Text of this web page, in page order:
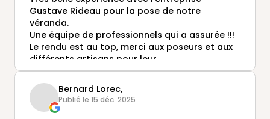
Gustave Rideau pour la pose de notre
véranda.
Une équipe de professionnels qui a assurée !!!
Le rendu est au top, merci aux poseurs et aux
différents artisans pour leur
professionnalisme sans oublier Alexis notre
conseiller chargé du projet qui s’est toujours
rendu disponible et à l’écoute de nos besoins
!!!
Bernard Lorec,
Publié le 15 déc. 2025